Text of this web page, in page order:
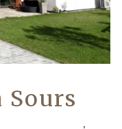
Sours